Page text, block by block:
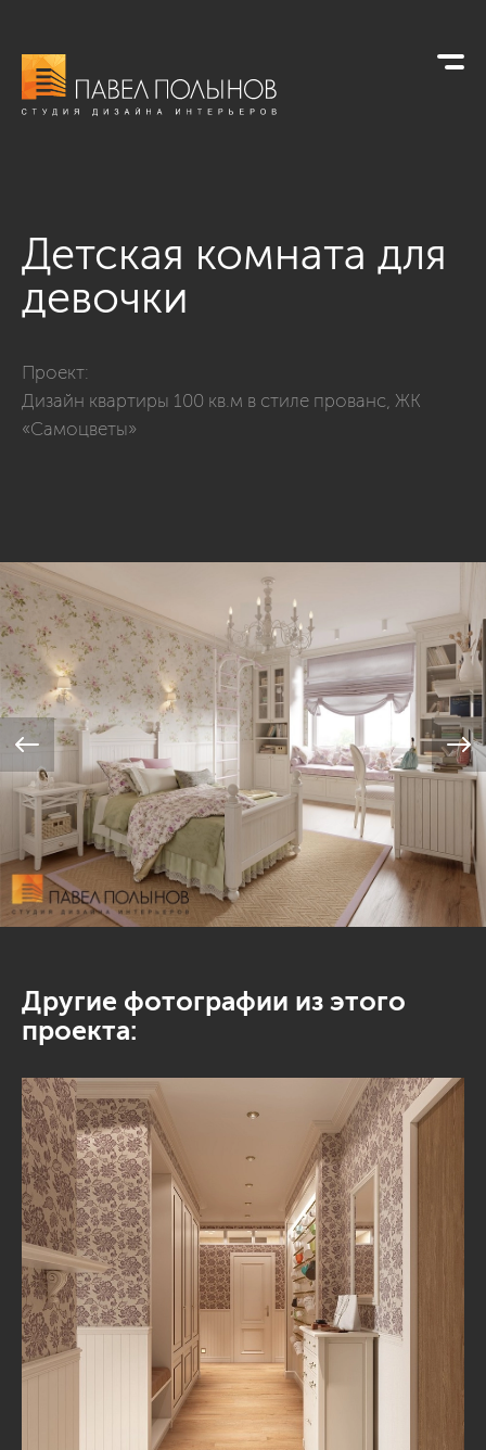
Детская комната для
девочки
Проект:
Дизайн квартиры 100 кв.м в стиле прованс, ЖК
«Самоцветы»
Другие фотографии из этого
проекта: